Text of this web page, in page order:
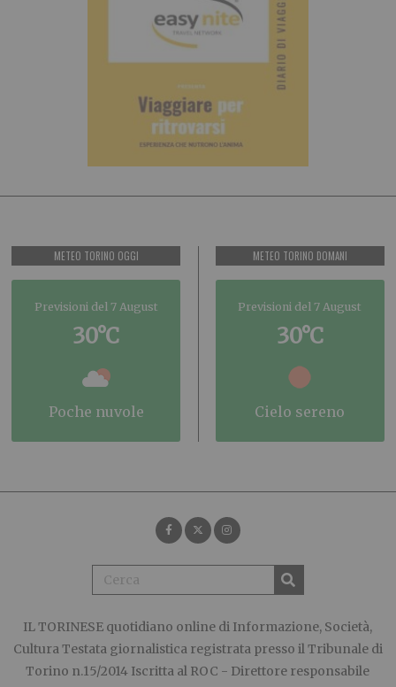
METEO TORINO OGGI
Previsioni del 7 August
30°C
poche nuvole
METEO TORINO DOMANI
Previsioni del 7 August
30°C
cielo sereno
IL TORINESE quotidiano online di Informazione, Società,
Cultura Testata giornalistica registrata presso il Tribunale di
Torino n.15/2014 Iscritta al ROC - Direttore responsabile